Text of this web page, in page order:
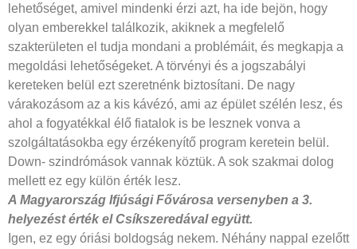
lehetőséget, amivel mindenki érzi azt, ha ide bejön, hogy
olyan emberekkel találkozik, akiknek a megfelelő
szakterületen el tudja mondani a problémáit, és megkapja a
megoldási lehetőségeket. A törvényi és a jogszabályi
kereteken belül ezt szeretnénk biztosítani. De nagy
várakozásom az a kis kávézó, ami az épület szélén lesz, és
ahol a fogyatékkal élő fiatalok is be lesznek vonva a
szolgáltatásokba egy érzékenyítő program keretein belül.
Down- szindrómások vannak köztük. A sok szakmai dolog
mellett ez egy külön érték lesz.
A Magyarország Ifjúsági Fővárosa versenyben a 3.
helyezést érték el Csíkszeredával együtt.
Igen, ez egy óriási boldogság nekem. Néhány nappal ezelőtt